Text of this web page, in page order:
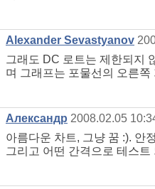
Alexander Sevastyanov
그래도 DC 로트는 제한되지
며 그래프는 포물선의 오른
Александр 2008.02.05
아름다운 차트, 그냥 꿈 :). 안
그리고 어떤 간격으로 테스트